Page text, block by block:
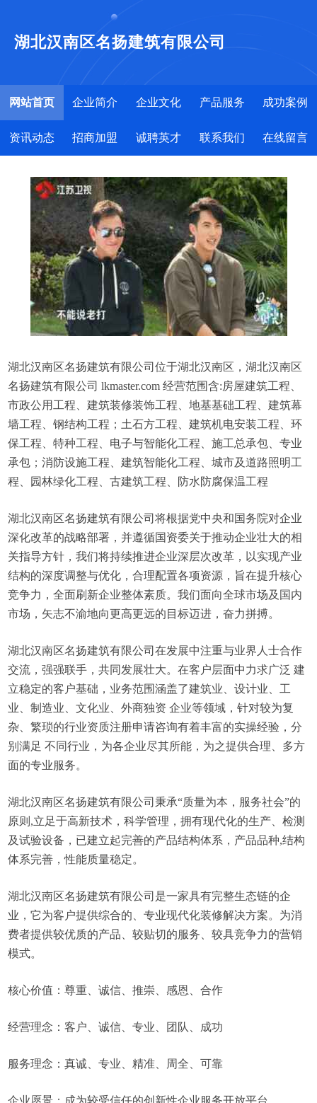
湖北汉南区名扬建筑有限公司
网站首页 企业简介 企业文化 产品服务 成功案例
资讯动态 招商加盟 诚聘英才 联系我们 在线留言
湖北汉南区名扬建筑有限公司位于湖北汉南区，湖北汉南区
名扬建筑有限公司 lkmaster.com 经营范围含:房屋建筑工程、
市政公用工程、建筑装修装饰工程、地基基础工程、建筑幕
墙工程、钢结构工程；土石方工程、建筑机电安装工程、环
保工程、特种工程、电子与智能化工程、施工总承包、专业
承包；消防设施工程、建筑智能化工程、城市及道路照明工
程、园林绿化工程、古建筑工程、防水防腐保温工程
湖北汉南区名扬建筑有限公司将根据党中央和国务院对企业
深化改革的战略部署，并遵循国资委关于推动企业壮大的相
关指导方针，我们将持续推进企业深层次改革，以实现产业
结构的深度调整与优化，合理配置各项资源，旨在提升核心
竞争力，全面刷新企业整体素质。我们面向全球市场及国内
市场，矢志不渝地向更高更远的目标迈进，奋力拼搏。
湖北汉南区名扬建筑有限公司在发展中注重与业界人士合作
交流，强强联手，共同发展壮大。在客户层面中力求广泛 建
立稳定的客户基础，业务范围涵盖了建筑业、设计业、工
业、制造业、文化业、外商独资 企业等领域，针对较为复
杂、繁琐的行业资质注册申请咨询有着丰富的实操经验，分
别满足 不同行业，为各企业尽其所能，为之提供合理、多方
面的专业服务。
湖北汉南区名扬建筑有限公司秉承“质量为本，服务社会”的
原则,立足于高新技术，科学管理，拥有现代化的生产、检测
及试验设备，已建立起完善的产品结构体系，产品品种,结构
体系完善，性能质量稳定。
湖北汉南区名扬建筑有限公司是一家具有完整生态链的企
业，它为客户提供综合的、专业现代化装修解决方案。为消
费者提供较优质的产品、较贴切的服务、较具竞争力的营销
模式。
核心价值：尊重、诚信、推崇、感恩、合作
经营理念：客户、诚信、专业、团队、成功
服务理念：真诚、专业、精准、周全、可靠
企业愿景：成为较受信任的创新性企业服务开放平台